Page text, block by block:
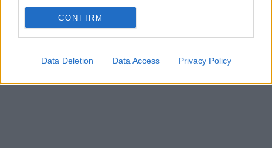
CONFIRM
Data Deletion Data Access Privacy Policy